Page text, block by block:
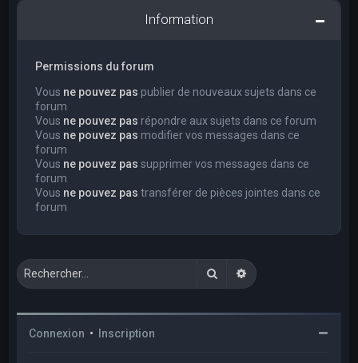
Information
Permissions du forum
Vous ne pouvez pas publier de nouveaux sujets dans ce
forum
Vous ne pouvez pas répondre aux sujets dans ce forum
Vous ne pouvez pas modifier vos messages dans ce
forum
Vous ne pouvez pas supprimer vos messages dans ce
forum
Vous ne pouvez pas transférer de pièces jointes dans ce
forum
RechercherRecherche avancée
Connexion • Inscription